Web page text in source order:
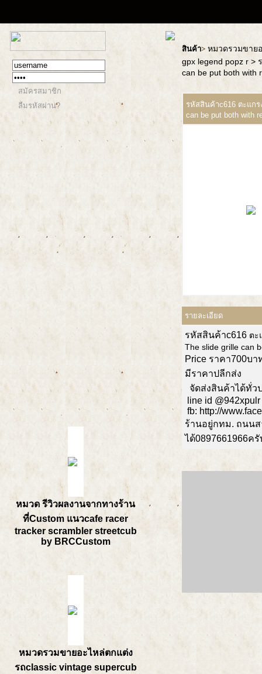
สมัครสมาชิก
ลืมรหัสผ่าน?
หมวด รีวิวผลงานจากทางร้าน
ที่Custom แนวcafe racer
tracker scrambler streetcub
by BRCCustom
หมวดรวมขายอะไหล่ตกแต่ง
รถclassic vintage supercub
สินค้า> หมวดรวมขาย
gpx legend popz r >
can be put both with
รหัสสินค้าc616 ตะแก
can be put both with
รายละเอียด
รหัสสินค้าc616 ตะ
The slide grille can
Price ราคา700บ
มีราคาปลีกส่ง
จัดส่งสินค้าได้ทั่ว
line id @942xpulr
fb: http://
ร้านอยู่กทม. ถนน
ได้0897661966ครั